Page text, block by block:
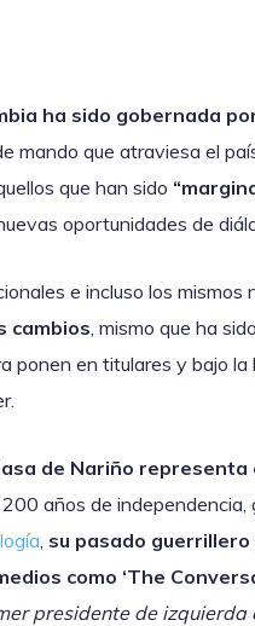
ha sido gobernada
mando que atraviesa el
que han sido
oportunidades de
e incluso los
cambios , mismo que ha
ponen en titulares y bajo
de Nariño
años de
su pasado
como ‘The
presidente de